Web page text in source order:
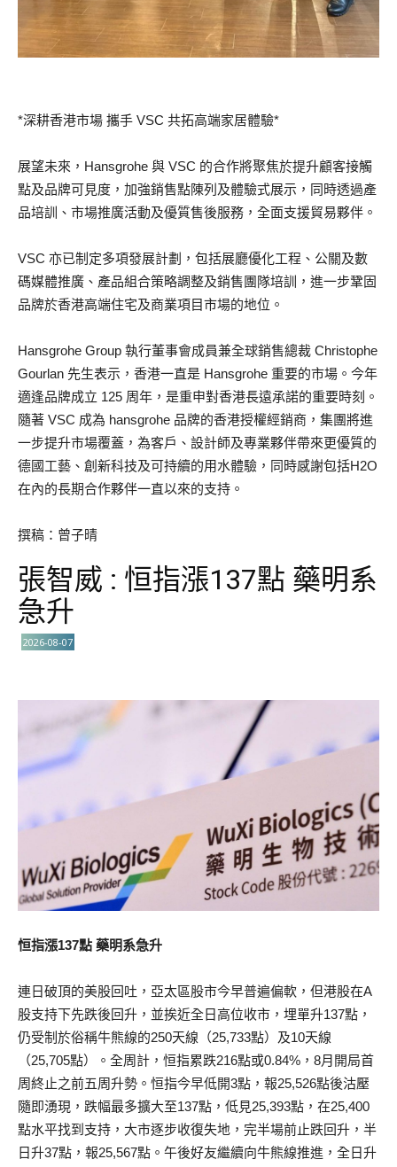
*深耕香港市場 攜手 VSC 共拓高端家居體驗*
展望未來，Hansgrohe 與 VSC 的合作將聚焦於提升顧客接觸
點及品牌可見度，加強銷售點陳列及體驗式展示，同時透過產
品培訓、市場推廣活動及優質售後服務，全面支援貿易夥伴。
VSC 亦已制定多項發展計劃，包括展廳優化工程、公關及數
碼媒體推廣、產品組合策略調整及銷售團隊培訓，進一步鞏固
品牌於香港高端住宅及商業項目市場的地位。
Hansgrohe Group 執行董事會成員兼全球銷售總裁 Christophe
Gourlan 先生表示，香港一直是 Hansgrohe 重要的市場。今年
適逢品牌成立 125 周年，是重申對香港長遠承諾的重要時刻。
隨著 VSC 成為 hansgrohe 品牌的香港授權經銷商，集團將進
一步提升市場覆蓋，為客戶、設計師及專業夥伴帶來更優質的
德國工藝、創新科技及可持續的用水體驗，同時感謝包括H2O
在內的長期合作夥伴一直以來的支持。
撰稿：曾子晴
張智威 : 恒指漲137點 藥明系
急升
2026-08-07
恒指漲137點 藥明系急升
連日破頂的美股回吐，亞太區股市今早普遍偏軟，但港股在A
股支持下先跌後回升，並挨近全日高位收市，埋單升137點，
仍受制於俗稱牛熊線的250天線（25,733點）及10天線
（25,705點）。全周計，恒指累跌216點或0.84%，8月開局首
周終止之前五周升勢。恒指今早低開3點，報25,526點後沽壓
隨即湧現，跌幅最多擴大至137點，低見25,393點，在25,400
點水平找到支持，大市逐步收復失地，完半場前止跌回升，半
日升37點，報25,567點。午後好友繼續向牛熊線推進，全日升